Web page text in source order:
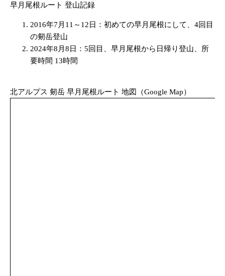
早月尾根ルート 登山記録
2016年7月11～12日：初めての早月尾根にして、4回目
の剱岳登山
2024年8月8日：5回目、早月尾根から日帰り登山、所
要時間 13時間
北アルプス 剱岳 早月尾根ルート 地図（Google Map）